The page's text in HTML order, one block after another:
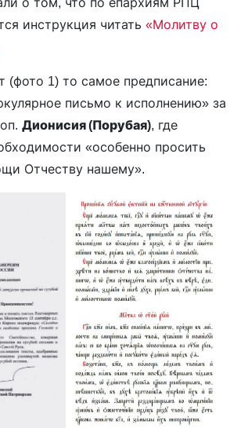
инструкция читать «Молитву о
(фото 1) то самое предписание:
письмо к исполнению» за
Дионисия (Порубая), где
«особенно просить
Отчеству нашему».